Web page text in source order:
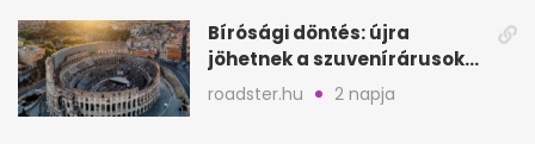
Bírósági döntés: újra
jöhetnek a szuvenírárusok
Európa ikonikus helyére
roadster.hu 2 napja